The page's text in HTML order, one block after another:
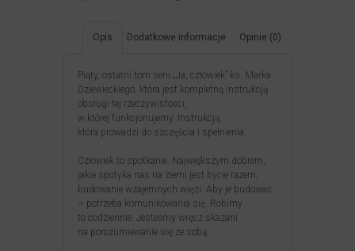
Opis Dodatkowe informacje Opinie (0)
Piąty, ostatni tom serii „Ja, człowiek” ks. Marka
Dziewieckiego, która jest kompletną instrukcją
obsługi tej rzeczywistości,
w której funkcjonujemy. Instrukcją,
która prowadzi do szczęścia i spełnienia.
Człowiek to spotkanie. Największym dobrem,
jakie spotyka nas na ziemi jest bycie razem,
budowanie wzajemnych więzi. Aby je budować
– potrzeba komunikowania się. Robimy
to codziennie. Jesteśmy wręcz skazani
na porozumiewanie się ze sobą.